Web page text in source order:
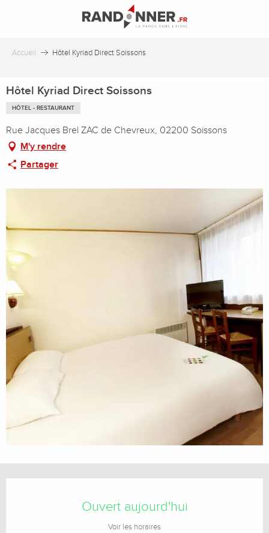
principal
Accueil Hôtel Kyriad Direct Soissons
Hôtel Kyriad Direct Soissons
HÔTEL - RESTAURANT
Rue Jacques Brel ZAC de Chevreux, 02200 Soissons
M'y rendre
Partager
Ouvert aujourd'hui
Voir les horaires